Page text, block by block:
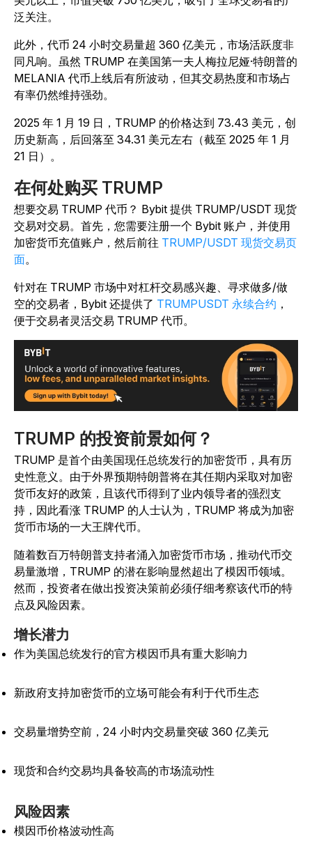
泛关注。
此外，代币 24 小时交易量超 360 亿美元，市场活跃度非
同凡响。虽然 TRUMP 在美国第一夫人梅拉尼娅·特朗普的
MELANIA 代币上线后有所波动，但其交易热度和市场占
有率仍然维持强劲。
2025 年 1 月 19 日，TRUMP 的价格达到 73.43 美元，创
历史新高，后回落至 34.31 美元左右（截至 2025 年 1 月
21 日）。
在何处购买 TRUMP
想要交易 TRUMP 代币？ Bybit 提供 TRUMP/USDT 现货
交易对交易。首先，您需要注册一个 Bybit 账户，并使用
加密货币充值账户，然后前往 TRUMP/USDT 现货交易页
面。
针对在 TRUMP 市场中对杠杆交易感兴趣、寻求做多/做
空的交易者，Bybit 还提供了 TRUMPUSDT 永续合约 ，
便于交易者灵活交易 TRUMP 代币。
TRUMP 的投资前景如何？
TRUMP 是首个由美国现任总统发行的加密货币，具有历
史性意义。由于外界预期特朗普将在其任期内采取对加密
货币友好的政策，且该代币得到了业内领导者的强烈支
持，因此看涨 TRUMP 的人士认为，TRUMP 将成为加密
货币市场的一大王牌代币。
随着数百万特朗普支持者涌入加密货币市场，推动代币交
易量激增，TRUMP 的潜在影响显然超出了模因币领域。
然而，投资者在做出投资决策前必须仔细考察该代币的特
点及风险因素。
增长潜力
作为美国总统发行的官方模因币具有重大影响力
新政府支持加密货币的立场可能会有利于代币生态
交易量增势空前，24 小时内交易量突破 360 亿美元
现货和合约交易均具备较高的市场流动性
风险因素
模因币价格波动性高